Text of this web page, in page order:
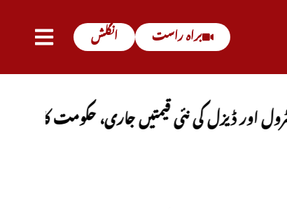
انگلش براہ راست
کی نئی قیمتیں جاری، حکومت کا باضابطہ اعلان